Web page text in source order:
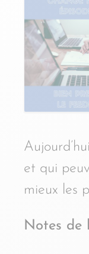
et qui
mieux les
Notes de